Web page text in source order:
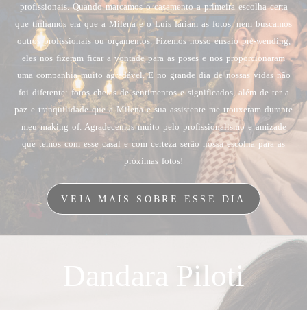
profissionais. Quando marcamos o casamento a primeira escolha certa
que tínhamos era que a Milena e o Luís fariam as fotos, nem buscamos
outros profissionais ou orçamentos. Fizemos nosso ensaio pré-wending,
eles nos fizeram ficar a vontade para as poses e nos proporcionaram
uma companhia muito agradável. E no grande dia de nossas vidas não
foi diferente: fotos cheias de sentimentos e significados, além de ter a
paz e tranquilidade que a Milena e sua assistente me trouxeram durante
meu making of. Agradecemos muito pelo profissionalismo e amizade
que temos com esse casal e com certeza serão nossa escolha para as
próximas fotos!
VEJA MAIS SOBRE ESSE DIA
Dandara Piloti